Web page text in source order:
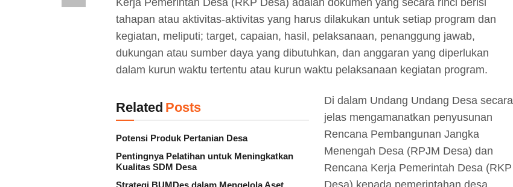
Kerja Pemerintah Desa (RKP Desa) adalah dokumen yang secara rinci berisi
tahapan atau aktivitas-aktivitas yang harus dilakukan untuk setiap program dan
kegiatan, meliputi; target, capaian, hasil, pelaksanaan, penanggung jawab,
dukungan atau sumber daya yang dibutuhkan, dan anggaran yang diperlukan
dalam kurun waktu tertentu atau kurun waktu pelaksanaan kegiatan program.
Related Posts
Potensi Produk Pertanian Desa
Pentingnya Pelatihan untuk Meningkatkan
Kualitas SDM Desa
Strategi BUMDes dalam Mengelola Aset
Di dalam Undang Undang Desa secara
jelas mengamanatkan penyusunan
Rencana Pembangunan Jangka
Menengah Desa (RPJM Desa) dan
Rencana Kerja Pemerintah Desa (RKP
Desa) kepada pemerintahan desa.